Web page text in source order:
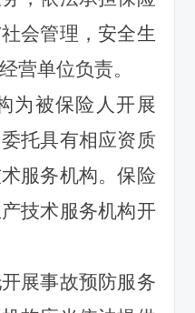
会管理，安全生
营单位负责。
为被保险人开展
托具有相应资质
服务机构。保险
技术服务机构开
展事故预防服务